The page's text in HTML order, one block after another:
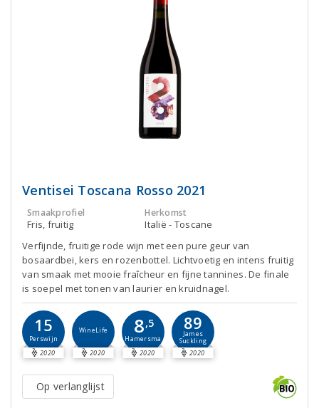
Ventisei Toscana Rosso 2021
Smaakprofiel
Fris, fruitig
Herkomst
Italië - Toscane
Verfijnde, fruitige rode wijn met een pure geur van
bosaardbei, kers en rozenbottel. Lichtvoetig en intens fruitig
van smaak met mooie fraîcheur en fijne tannines. De finale
is soepel met tonen van laurier en kruidnagel.
15
Perswijn
2020
WineLife
2020
8,5
Hamersma
2020
89
James
Suckling
2020
Op verlanglijst